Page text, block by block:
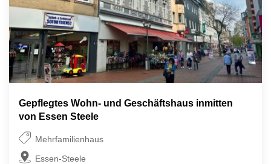
Gepflegtes Wohn- und Geschäftshaus inmitten
von Essen Steele
Mehrfamilienhaus
Essen-Steele